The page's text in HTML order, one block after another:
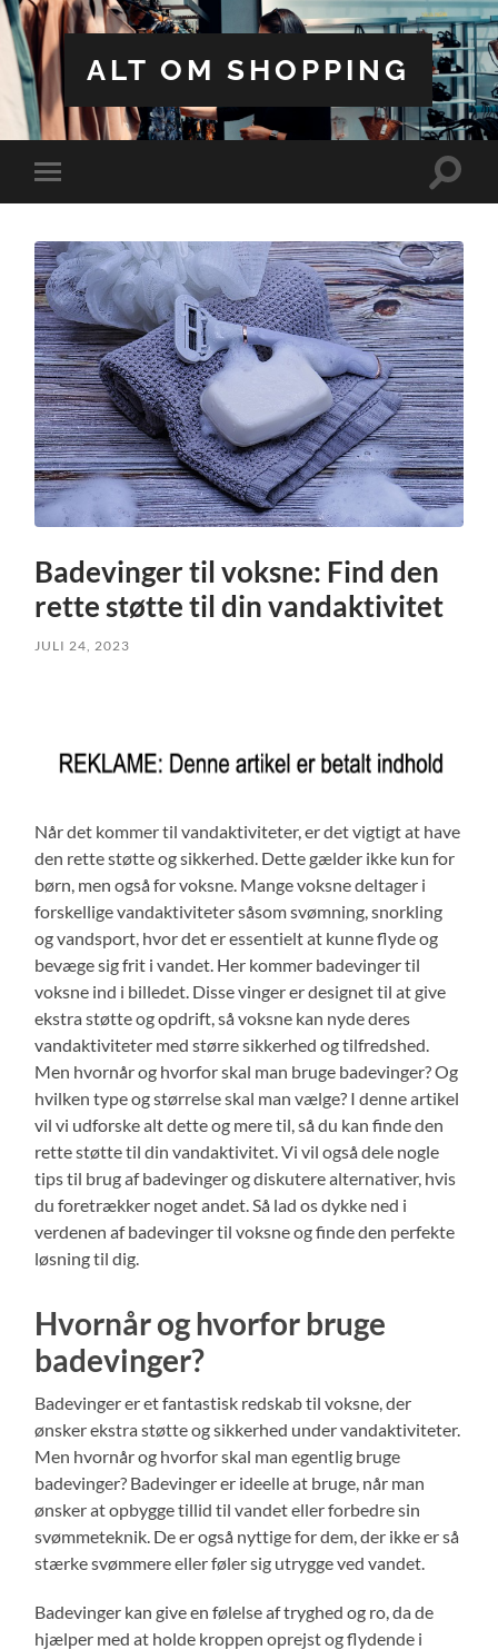
ALT OM SHOPPING
Toggle
mobile
Toggle
Badevinger til voksne: Find den
rette støtte til din vandaktivitet
JULI 24, 2023
Når det kommer til vandaktiviteter, er det vigtigt at have
den rette støtte og sikkerhed. Dette gælder ikke kun for
børn, men også for voksne. Mange voksne deltager i
forskellige vandaktiviteter såsom svømning, snorkling
og vandsport, hvor det er essentielt at kunne flyde og
bevæge sig frit i vandet. Her kommer badevinger til
voksne ind i billedet. Disse vinger er designet til at give
ekstra støtte og opdrift, så voksne kan nyde deres
vandaktiviteter med større sikkerhed og tilfredshed.
Men hvornår og hvorfor skal man bruge badevinger? Og
hvilken type og størrelse skal man vælge? I denne artikel
vil vi udforske alt dette og mere til, så du kan finde den
rette støtte til din vandaktivitet. Vi vil også dele nogle
tips til brug af badevinger og diskutere alternativer, hvis
du foretrækker noget andet. Så lad os dykke ned i
verdenen af badevinger til voksne og finde den perfekte
løsning til dig.
Hvornår og hvorfor bruge
badevinger?
Badevinger er et fantastisk redskab til voksne, der
ønsker ekstra støtte og sikkerhed under vandaktiviteter.
Men hvornår og hvorfor skal man egentlig bruge
badevinger? Badevinger er ideelle at bruge, når man
ønsker at opbygge tillid til vandet eller forbedre sin
svømmeteknik. De er også nyttige for dem, der ikke er så
stærke svømmere eller føler sig utrygge ved vandet.
Badevinger kan give en følelse af tryghed og ro, da de
hjælper med at holde kroppen oprejst og flydende i